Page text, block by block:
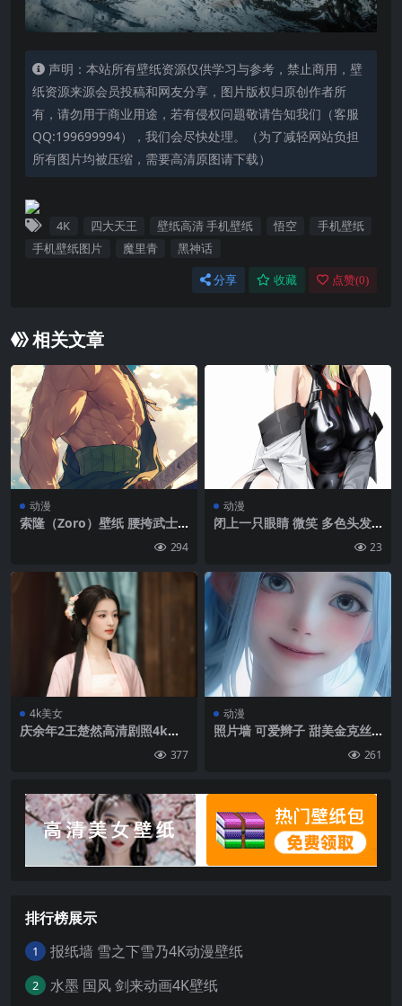
声明：本站所有壁纸资源仅供学习与参考，禁止商用，壁
纸资源来源会员投稿和网友分享，图片版权归原创作者所
有，请勿用于商业用途，若有侵权问题敬请告知我们（客服
QQ:199699994），我们会尽快处理。（为了减轻网站负担
所有图片均被压缩，需要高清原图请下载）
4K 四大天王 壁纸高清 手机壁纸 悟空
手机壁纸
手机壁纸图片
魔里青 黑神话
分享 收藏 点赞(0)
相关文章
动漫
索隆（Zoro）壁纸 腰挎武士
294
动漫
闭上一只眼睛 微笑 多色头发
erunner Lucyna Kushinada
像展示 白色背景 简单背景|40
00×7188
23
4k美女
庆余年2王楚然高清剧照4k电
377
动漫
照片墙 可爱辫子 甜美金克丝 4
261
排行榜展示
1 报纸墙 雪之下雪乃4K动漫壁纸
2 水墨 国风 剑来动画4K壁纸